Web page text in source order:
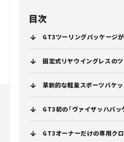
目次
GT3ツーリングパッケージ
固定式リヤウイングレスの
革新的な軽量スポーツバケ
GT3初の「ヴァイザッハパッ
GT3オーナーだけの専用ク